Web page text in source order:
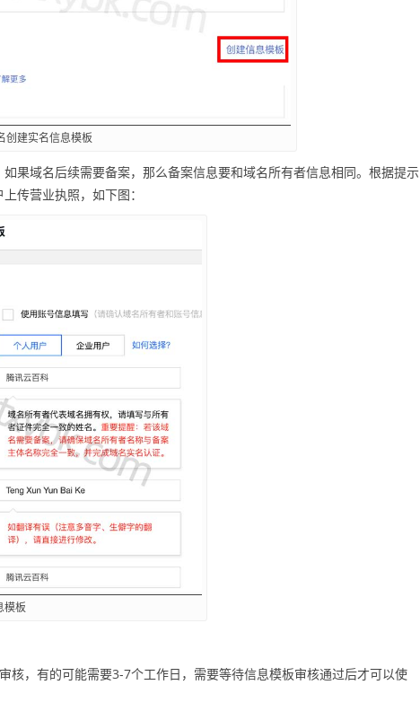
创建实名信息模板
果域名后续需要备案，那么备案信息要和域名所有者信息相同。根据提示
传营业执照，如下图：
模板
核，有的可能需要3-7个工作日，需要等待信息模板审核通过后才可以使